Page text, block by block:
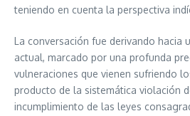
teniendo en cuenta la perspectiva
La conversación fue derivando hacia
actual, marcado por una profunda
vulneraciones que vienen sufriendo
producto de la sistemática violación
incumplimiento de las leyes